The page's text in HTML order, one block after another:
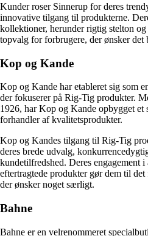
Kunder roser Sinnerup for deres
innovative tilgang til produkterne.
kollektioner, herunder rigtig stelton
topvalg for forbrugere, der ønsker det
Kop og Kande
Kop og Kande har etableret sig som
der fokuserer på Rig-Tig produkter.
1926, har Kop og Kande opbygget et
forhandler af kvalitetsprodukter.
Kop og Kandes tilgang til Rig-Tig
deres brede udvalg,
kundetilfredshed. Deres engagement
eftertragtede produkter gør dem til
der ønsker noget særligt.
Bahne
Bahne er en velrenommeret